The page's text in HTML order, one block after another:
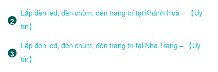
Lắp đèn led, đèn chùm, đèn trang trí tại Khánh Hoà – 【Uy
tín】
Lắp đèn led, đèn chùm, đèn trang trí tại Nha Trang – 【Uy
tín】